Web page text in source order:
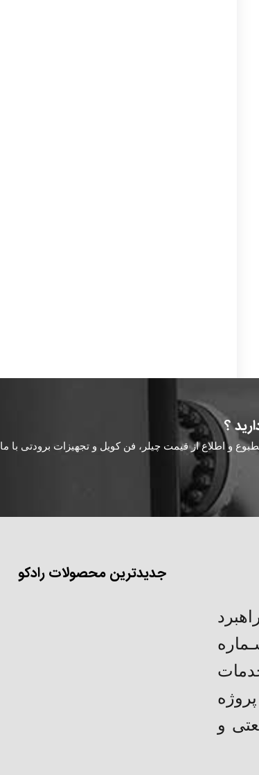
؟
و اطلاع از قیمت چیلر، فن کویل و تجهیزات برودتی با ما
و
جدیدترین محصولات رادکو